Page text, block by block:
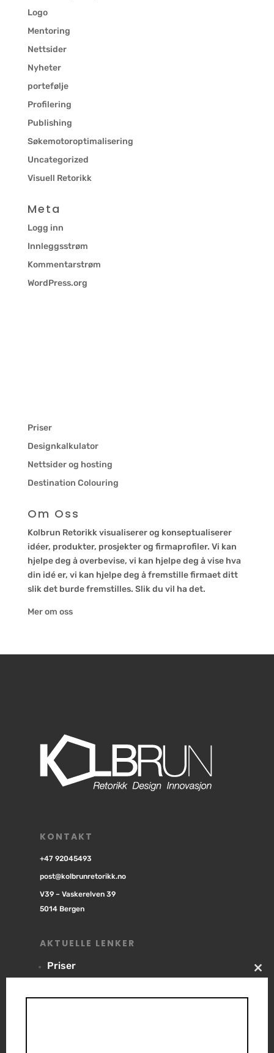
Logo
Mentoring
Nettsider
Nyheter
portefølje
Profilering
Publishing
Søkemotoroptimalisering
Uncategorized
Visuell Retorikk
Meta
Logg inn
Innleggsstrøm
Kommentarstrøm
WordPress.org
Priser
Designkalkulator
Nettsider og hosting
Destination Colouring
Om Oss
Kolbrun Retorikk visualiserer og konseptualiserer
idéer, produkter, prosjekter og firmaprofiler. Vi kan
hjelpe deg å overbevise, vi kan hjelpe deg å vise hva
din idé er, vi kan hjelpe deg å fremstille firmaet ditt
slik det burde fremstilles. Slik du vil ha det.
Mer om oss
KONTAKT
+47 92045493
post@kolbrunretorikk.no
V39 – Vaskerelven 39
5014 Bergen
AKTUELLE LENKER
Priser
Designkalkulator